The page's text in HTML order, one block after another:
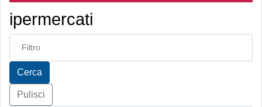
ipermercati
Inserisci parte del titolo
Cerca
Pulisci